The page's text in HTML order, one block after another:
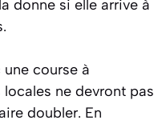
donne si elle arrive à
course à
locales ne devront pas
doubler. En